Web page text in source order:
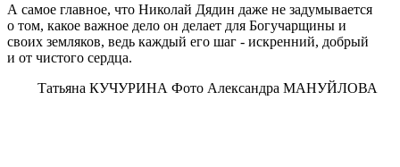
А самое главное, что Николай Дядин даже не задумывается
о том, какое важное дело он делает для Богучарщины и
своих земляков, ведь каждый его шаг - искренний, добрый
и от чистого сердца.
Татьяна КУЧУРИНА Фото Александра МАНУЙЛОВА